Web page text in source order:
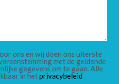
ons en wij doen ons uiterste
met de geldende
gegevens om te gaan. Alle
in hetprivacybeleid